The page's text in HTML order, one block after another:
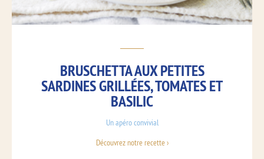
BRUSCHETTA AUX PETITES
SARDINES GRILLÉES, TOMATES ET
BASILIC
Un apéro convivial
Découvrez notre recette ›